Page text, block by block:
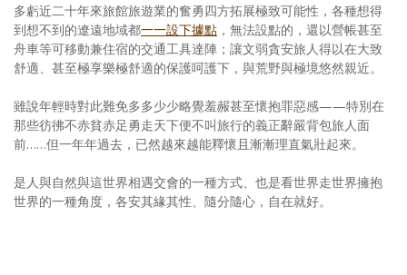
多虧近二十年來旅館旅遊業的奮勇四方拓展極致可能性，各種想得
到想不到的遼遠地域都一一設下據點 ，無法設點的，還以營帳甚至
舟車等可移動兼住宿的交通工具達陣；讓文弱貪安旅人得以在大致
舒適、甚至極享樂極舒適的保護呵護下，與荒野與極境悠然親近。
雖說年輕時對此難免多多少少略覺羞赧甚至懷抱罪惡感——特別在
那些彷彿不赤貧赤足勇走天下便不叫旅行的義正辭嚴背包旅人面
前……但一年年過去，已然越來越能釋懷且漸漸理直氣壯起來。
是人與自然與這世界相遇交會的一種方式、也是看世界走世界擁抱
世界的一種角度，各安其緣其性、隨分隨心，自在就好。